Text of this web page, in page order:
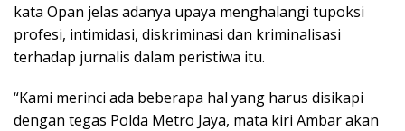
kata Opan jelas adanya upaya menghalangi tupoksi
profesi, intimidasi, diskriminasi dan kriminalisasi
terhadap jurnalis dalam peristiwa itu.
“Kami merinci ada beberapa hal yang harus disikapi
dengan tegas Polda Metro Jaya, mata kiri Ambar akan